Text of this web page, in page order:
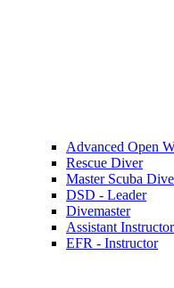
Advanced Open
Rescue Diver
Master Scuba
DSD - Leader
Divemaster
Assistant Instructor
EFR - Instructor